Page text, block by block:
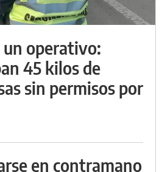
un operativo:
45 kilos de
sin permisos por
en contramano